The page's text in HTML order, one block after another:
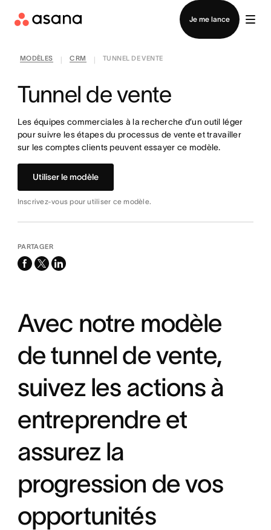
Je me lance
Contacter le service commercial
MODÈLES CRM TUNNEL DE VENTE
Tunnel de vente
Les équipes commerciales à la recherche d’un outil léger
pour suivre les étapes du processus de vente et travailler
sur les comptes clients peuvent essayer ce modèle.
Utiliser le modèle
Inscrivez-vous pour utiliser ce modèle.
PARTAGER
facebook
x-
linkedin
Avec notre modèle
de tunnel de vente,
suivez les actions à
entreprendre et
assurez la
progression de vos
opportunités